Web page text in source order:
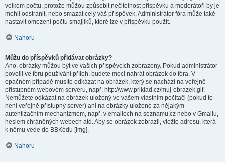
velkém počtu, protože můžou způsobit nečitelnost příspěvku a moderátoři by je
mohli odstranit, nebo smazat celý váš příspěvek. Administrátor fóra může také
nastavit omezení počtu smajlíků, které lze v příspěvku použít.
Nahoru
Můžu do příspěvků přidávat obrázky?
Ano, obrázky můžou být ve vašich příspěvcích zobrazeny. Pokud administrátor
povolil ve fóru používání příloh, budete moci nahrát obrázek do fóra. V
opačném případě musíte odkázat na obrázek, který se nachází na veřejně
přístupném webovém serveru, např. http://www.priklad.cz/muj-obrazek.gif.
Nemůžete odkázat na obrázek uložený ve vašem vlastním počítači (pokud to
není veřejně přístupný server) ani na obrázky uložené za nějakým
autentizačním mechanizmem, např. v emailech na seznamu.cz nebo v Gmailu,
heslem chráněných webech atd. Aby se obrázek zobrazil, vložte adresu, která
k němu vede do BBKódu [img].
Nahoru